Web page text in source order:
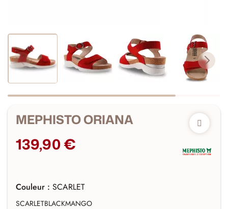
MEPHISTO ORIANA
139,90 €
Couleur : SCARLET
SCARLETBLACKMANGO